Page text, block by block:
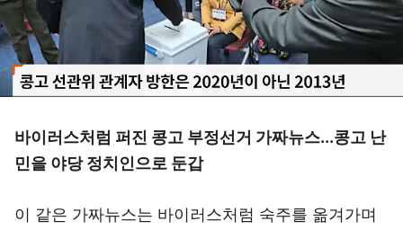
바이러스처럼 퍼진 콩고 부정선거 가짜뉴스...콩고 난
민을 야당 정치인으로 둔갑
이 같은 가짜뉴스는 바이러스처럼 숙주를 옮겨가며